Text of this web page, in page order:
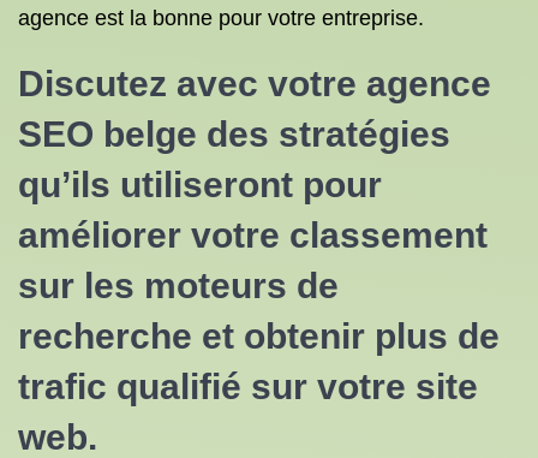
agence est la bonne pour votre entreprise.
Discutez avec votre agence
SEO belge des stratégies
qu’ils utiliseront pour
améliorer votre classement
sur les moteurs de
recherche et obtenir plus de
trafic qualifié sur votre site
web.